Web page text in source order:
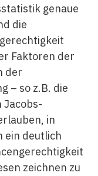
genaue
die
Faktoren der
der
– so z.B. die
Jacobs-
in
ein deutlich
zeichnen zu